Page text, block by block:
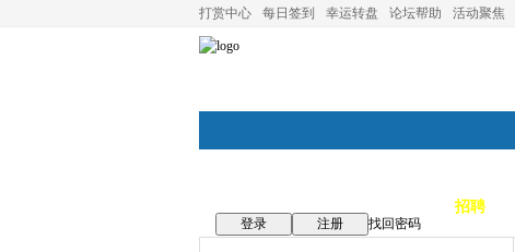
打赏中心 每日签到 幸运转盘 论坛帮助 活动聚焦
招聘
登录 注册
找回密码